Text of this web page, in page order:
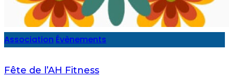
Association Évènements
Fête de l’AH Fitness